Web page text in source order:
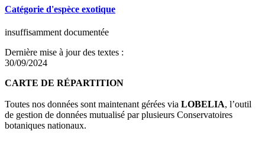
Catégorie d'espèce exotique
insuffisamment documentée
Dernière mise à jour des textes :
30/09/2024
CARTE DE RÉPARTITION
Toutes nos données sont maintenant gérées via LOBELIA, l’outil
de gestion de données mutualisé par plusieurs Conservatoires
botaniques nationaux.